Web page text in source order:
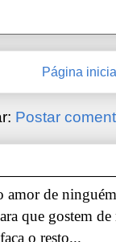
Página
Postar
amor de
que gostem
o resto...